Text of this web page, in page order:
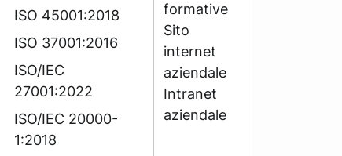
ISO 45001:2018
ISO 37001:2016
ISO/IEC
27001:2022
ISO/IEC 20000-
1:2018
formative
Sito
internet
aziendale
Intranet
aziendale